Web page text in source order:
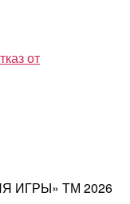
от
ИГРЫ» ТМ 2026